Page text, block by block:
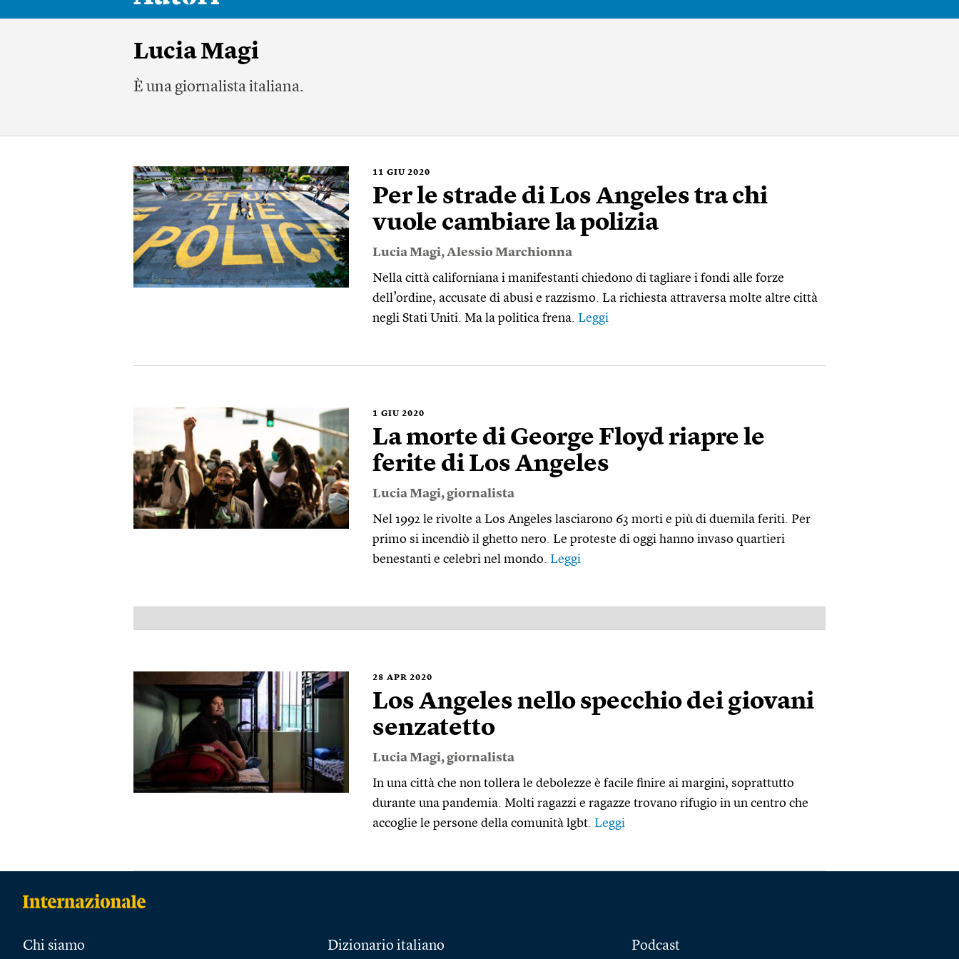
Lucia Magi
È una giornalista italiana.
11 GIU 2020
Per le strade di Los Angeles tra chi
vuole cambiare la polizia
Lucia Magi,Alessio Marchionna
Nella città californiana i manifestanti chiedono di tagliare i fondi alle forze
dell’ordine, accusate di abusi e razzismo. La richiesta attraversa molte altre città
negli Stati Uniti. Ma la politica frena. Leggi
1 GIU 2020
La morte di George Floyd riapre le
ferite di Los Angeles
Lucia Magi, giornalista
Nel 1992 le rivolte a Los Angeles lasciarono 63 morti e più di duemila feriti. Per
primo si incendiò il ghetto nero. Le proteste di oggi hanno invaso quartieri
benestanti e celebri nel mondo. Leggi
28 APR 2020
Los Angeles nello specchio dei giovani
senzatetto
Lucia Magi, giornalista
In una città che non tollera le debolezze è facile finire ai margini, soprattutto
durante una pandemia. Molti ragazzi e ragazze trovano rifugio in un centro che
accoglie le persone della comunità lgbt. Leggi
Chi siamo Dizionario italiano Podcast